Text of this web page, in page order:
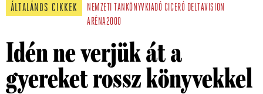
ÁLTALÁNOS CIKKEK
NEMZETI TANKÖNYVKIADÓ CICERÓ DELTAVISION
ARÉNA2000
Idén ne verjük át a
gyereket rossz könyvekkel